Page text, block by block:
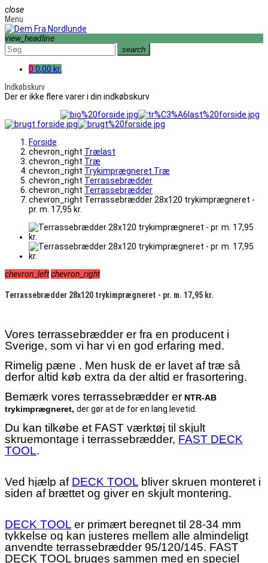
close
Menu
view_headline
search
0 0,00 kr.
Indkøbskurv
Der er ikke flere varer i din indkøbskurv
Forside
chevron_right Trælast
chevron_right Træ
chevron_right Trykimprægneret Træ
chevron_right Terrassebrædder
chevron_right Terrassebrædder
chevron_right Terrassebrædder 28x120 trykimprægneret -
pr. m. 17,95 kr.
chevron_leftchevron_right
Terrassebrædder 28x120 trykimprægneret - pr. m. 17,95 kr.
Vores terrassebrædder er fra en producent i
Sverige, som vi har vi en god erfaring med.
Rimelig pæne . Men husk de er lavet af træ så
derfor altid køb extra da der altid er frasortering.
Bemærk vores terrassebrædder er NTR-AB
trykimprægneret, der gør at de for en lang levetid.
Du kan tilkøbe et FAST værktøj til skjult
skruemontage i terrassebrædder, FAST DECK
TOOL.
Ved hjælp af DECK TOOL bliver skruen monteret i
siden af ​​brættet og giver en skjult montering.
DECK TOOL er primært beregnet til 28-34 mm
tykkelse og kan justeres mellem alle almindeligt
anvendte terrassebrædder 95/120/145. FAST
DECK TOOL bruges sammen med en speciel